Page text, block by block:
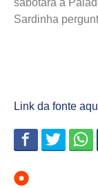
Sardinha
Link da fonte